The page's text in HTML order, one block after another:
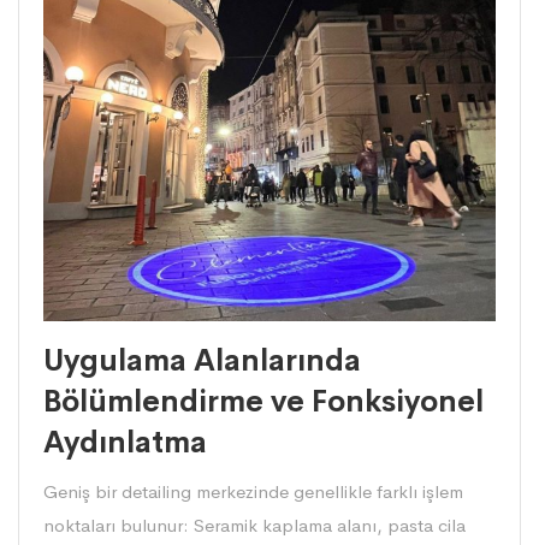
Uygulama Alanlarında
Bölümlendirme ve Fonksiyonel
Aydınlatma
Geniş bir detailing merkezinde genellikle farklı işlem
noktaları bulunur: Seramik kaplama alanı, pasta cila